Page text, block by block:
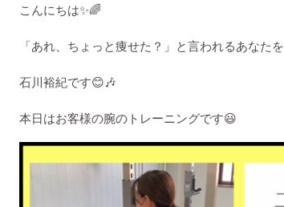
こんにちは✨🌈
「あれ、ちょっと痩せた？」と言われるあなた
石川裕紀です😊🎶
本日はお客様の腕のトレーニングです😃